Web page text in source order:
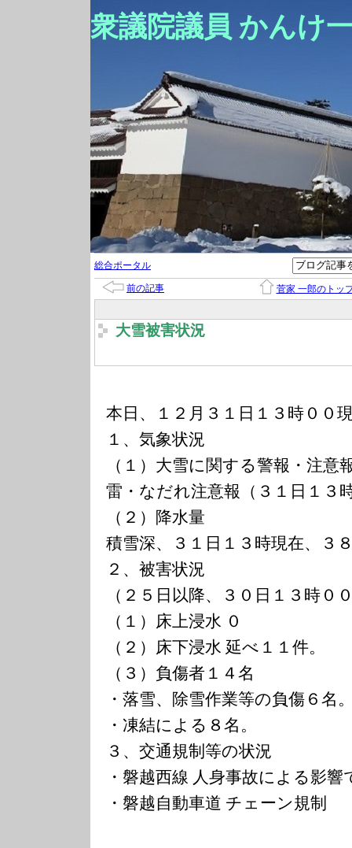
衆議院議員 かんけ
総合ポータル
前の記事 菅家 一郎のトッ
大雪被害状況
本日、１２月３１日１３時００
１、気象状況
（１）大雪に関する警報・注意
雷・なだれ注意報（３１日１３
（２）降水量
積雪深、３１日１３時現在、３
２、被害状況
（２５日以降、３０日１３時０
（１）床上浸水 ０
（２）床下浸水 延べ１１件。
（３）負傷者１４名
・落雪、除雪作業等の負傷６名
・凍結による８名。
３、交通規制等の状況
・磐越西線 人身事故による影
・磐越自動車道 チェーン規制